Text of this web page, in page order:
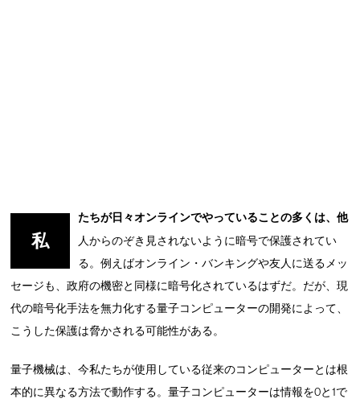
私
たちが日々オンラインでやっていることの多くは、他
人からのぞき見されないように暗号で保護されてい
る。例えばオンライン・バンキングや友人に送るメッ
セージも、政府の機密と同様に暗号化されているはずだ。だが、現
代の暗号化手法を無力化する量子コンピューターの開発によって、
こうした保護は脅かされる可能性がある。
量子機械は、今私たちが使用している従来のコンピューターとは根
本的に異なる方法で動作する。量子コンピューターは情報を0と1で